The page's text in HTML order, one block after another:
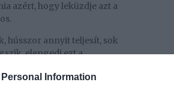
Information
azért, hogy leküzdje azt a
hússzor annyit teljesít, sok
elengedi ezt a
a gondolatait. El kellett
– mondta, majd azt